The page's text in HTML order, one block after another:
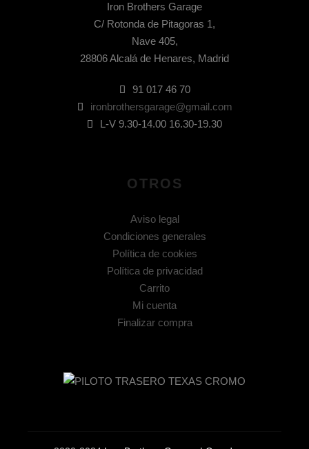
Iron Brothers Garage
C/ Rotonda de Pitagoras 1,
Nave 405,
28806 Alcalá de Henares, Madrid
91 017 46 70
ironbrothersgarage@gmail.com
L-V 9.30-14.00 16.30-19.30
OTROS
Aviso legal
Condiciones generales
Política de cookies
Política de privacidad
Carrito
Mi cuenta
Finalizar compra